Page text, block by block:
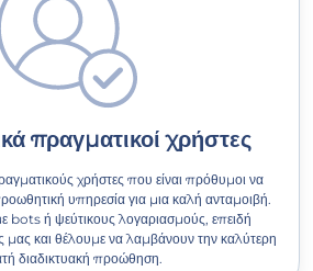
πραγματικοί χρήστες
χρήστες που είναι πρόθυμοι να
υπηρεσία για μια καλή ανταμοιβή.
bots ή ψεύτικους λογαριασμούς, επειδή
μας και θέλουμε να λαμβάνουν την καλύτερη
διαδικτυακή προώθηση.